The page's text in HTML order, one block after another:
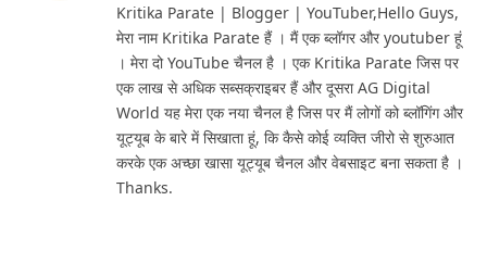
Kritika Parate | Blogger | YouTuber,Hello Guys,
मेरा नाम Kritika Parate हैं । मैं एक ब्लॉगर और youtuber हूं
। मेरा दो YouTube चैनल है । एक Kritika Parate जिस पर
एक लाख से अधिक सब्सक्राइबर हैं और दूसरा AG Digital
World यह मेरा एक नया चैनल है जिस पर मैं लोगों को ब्लॉगिंग और
यूट्यूब के बारे में सिखाता हूं, कि कैसे कोई व्यक्ति जीरो से शुरुआत
करके एक अच्छा खासा यूट्यूब चैनल और वेबसाइट बना सकता है ।
Thanks.